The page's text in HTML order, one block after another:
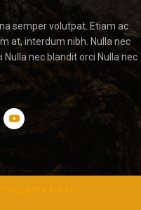
semper volutpat. Etiam ac
at, interdum nibh. Nulla nec
nec blandit orci Nulla nec
THEME